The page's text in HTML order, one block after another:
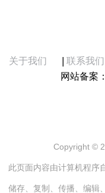
关于我们 联系我们
网站备案：
Copyright ©
此页面内容由计算机程序
储存、复制、传播、编辑